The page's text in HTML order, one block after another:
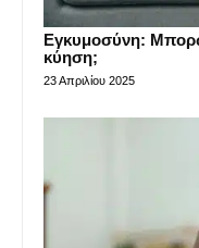
Εγκυμοσύνη:
κύηση;
23 Απριλίου 2025